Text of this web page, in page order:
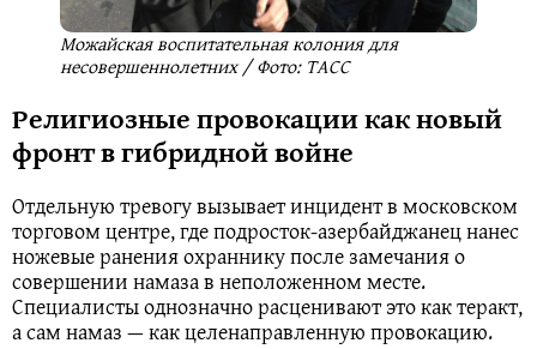
Можайская воспитательная колония для
несовершеннолетних / Фото: ТАСС
Религиозные провокации как новый
фронт в гибридной войне
Отдельную тревогу вызывает инцидент в московском
торговом центре, где подросток-азербайджанец нанес
ножевые ранения охраннику после замечания о
совершении намаза в неположенном месте.
Специалисты однозначно расценивают это как теракт,
а сам намаз — как целенаправленную провокацию.